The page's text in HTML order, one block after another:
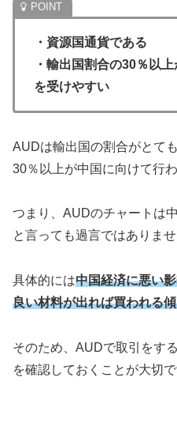
・資源国通貨である
・輸出国割合の30％以
を受けやすい
AUDは輸出国の割合がとて
30％以上が中国に向けて行わ
つまり、AUDのチャートは
と言っても過言ではありませ
具体的には中国経済に悪い
良い材料が出れば買われる
そのため、AUDで取引をす
を確認しておくことが大切で